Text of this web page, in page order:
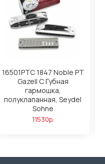
16501PTC 1847 Noble PT
Gazell C Губная
гармошка,
полуклапанная, Seydel
Sohne
11530р.